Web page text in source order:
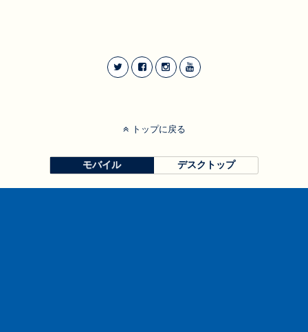
トップに戻る
モバイル デスクトップ